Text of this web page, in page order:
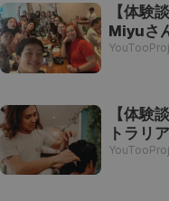
【体験
Miyuさ
【体験
トラリ